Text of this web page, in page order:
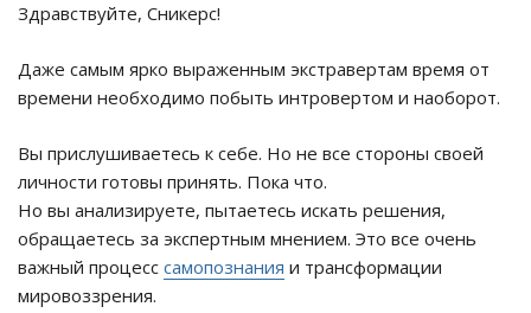
Здравствуйте, Сникерс!
Даже самым ярко выраженным экстравертам время от
времени необходимо побыть интровертом и наоборот.
Вы прислушиваетесь к себе. Но не все стороны своей
личности готовы принять. Пока что.
Но вы анализируете, пытаетесь искать решения,
обращаетесь за экспертным мнением. Это все очень
важный процесс самопознания и трансформации
мировоззрения.